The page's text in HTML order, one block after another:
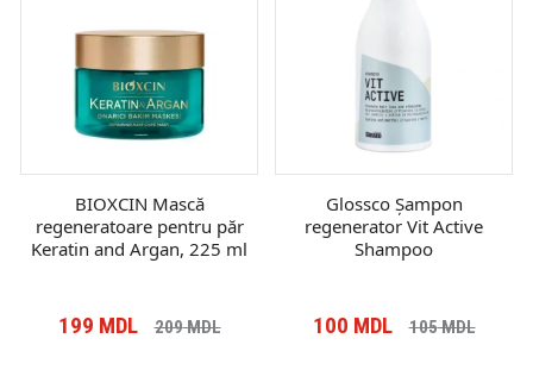
BIOXCIN Mască
regeneratoare pentru păr
Keratin and Argan, 225 ml
199MDL 209MDL
Glossco Șampon
regenerator Vit Active
Shampoo
100MDL 105MDL